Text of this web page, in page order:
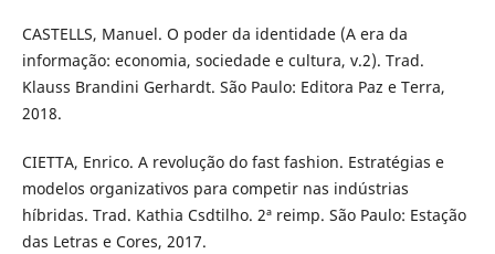
CASTELLS, Manuel. O poder da identidade (A era da
informação: economia, sociedade e cultura, v.2). Trad.
Klauss Brandini Gerhardt. São Paulo: Editora Paz e Terra,
2018.
CIETTA, Enrico. A revolução do fast fashion. Estratégias e
modelos organizativos para competir nas indústrias
híbridas. Trad. Kathia Csdtilho. 2ª reimp. São Paulo: Estação
das Letras e Cores, 2017.